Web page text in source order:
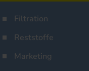
Filtration
Reststoffe
Marketing